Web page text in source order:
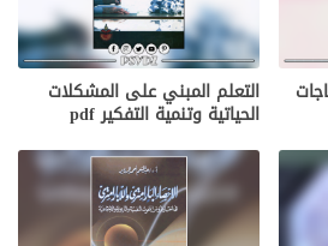
التعلم المبني على المشكلات
الحياتية وتنمية التفكير pdf